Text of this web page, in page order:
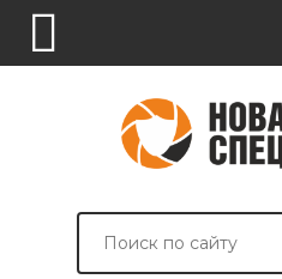
СПЕЦОДЕЖДА
СПЕЦОБУВЬ
СРЕДСТВА
ВСПОМОГАТЕЛЬНЫЕ
БРЕНДИРОВАНИЕ